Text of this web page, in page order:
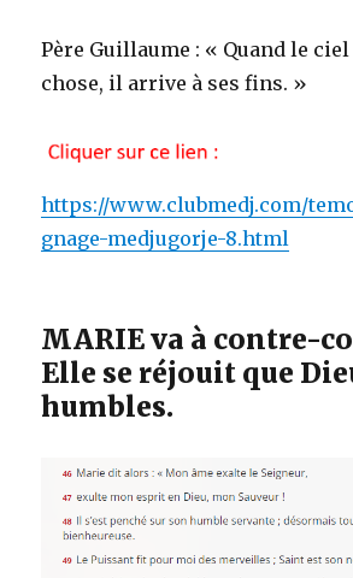
Père Guillaume : « Quand le
chose, il arrive à ses fins. »
https://www.clubmedj.com/
gnage-medjugorje-8.html
MARIE va à contre-
Elle se réjouit que
humbles.